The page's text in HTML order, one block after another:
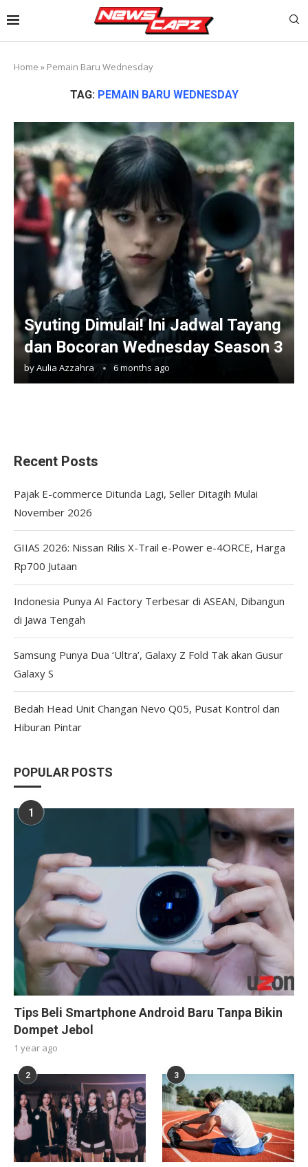
Home » Pemain Baru Wednesday
TAG: PEMAIN BARU WEDNESDAY
Syuting Dimulai! Ini Jadwal Tayang
dan Bocoran Wednesday Season 3
byAulia Azzahra 6 months ago
Recent Posts
Pajak E-commerce Ditunda Lagi, Seller Ditagih Mulai
November 2026
GIIAS 2026: Nissan Rilis X-Trail e-Power e-4ORCE, Harga
Rp700 Jutaan
Indonesia Punya AI Factory Terbesar di ASEAN, Dibangun
di Jawa Tengah
Samsung Punya Dua ‘Ultra’, Galaxy Z Fold Tak akan Gusur
Galaxy S
Bedah Head Unit Changan Nevo Q05, Pusat Kontrol dan
Hiburan Pintar
POPULAR POSTS
1
Tips Beli Smartphone Android Baru Tanpa Bikin
Dompet Jebol
1 year ago
2 3